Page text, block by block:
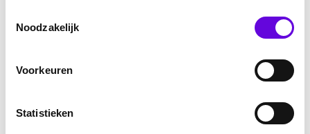
Noodzakelijk
Voorkeuren
Statistieken